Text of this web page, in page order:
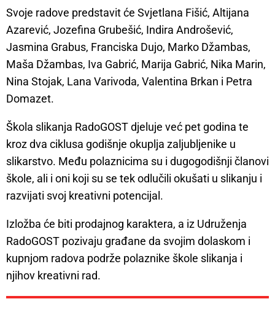
Svoje radove predstavit će Svjetlana Fišić, Altijana
Azarević, Jozefina Grubešić, Indira Androšević,
Jasmina Grabus, Franciska Dujo, Marko Džambas,
Maša Džambas, Iva Gabrić, Marija Gabrić, Nika Marin,
Nina Stojak, Lana Varivoda, Valentina Brkan i Petra
Domazet.
Škola slikanja RadoGOST djeluje već pet godina te
kroz dva ciklusa godišnje okuplja zaljubljenike u
slikarstvo. Među polaznicima su i dugogodišnji članovi
škole, ali i oni koji su se tek odlučili okušati u slikanju i
razvijati svoj kreativni potencijal.
Izložba će biti prodajnog karaktera, a iz Udruženja
RadoGOST pozivaju građane da svojim dolaskom i
kupnjom radova podrže polaznike škole slikanja i
njihov kreativni rad.